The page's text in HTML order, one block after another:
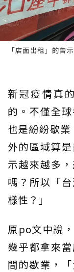
「店面出租」的告
新冠疫情真
的。不僅全
也是紛紛歇
外的區域算
示越來越多
嗎？所以「
樣性？」
原po文中說
幾乎都拿來
間的歇業，